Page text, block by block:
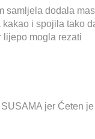
samljela dodala
i spojila tako
lijepo mogla rezati
jer Ćeten